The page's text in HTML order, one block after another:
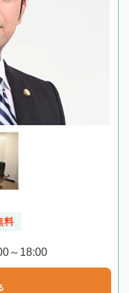
料
～18:00